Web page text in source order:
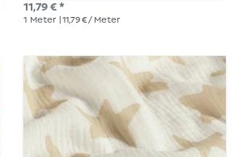
11,79 € *
1 Meter | 11,79 € / Meter